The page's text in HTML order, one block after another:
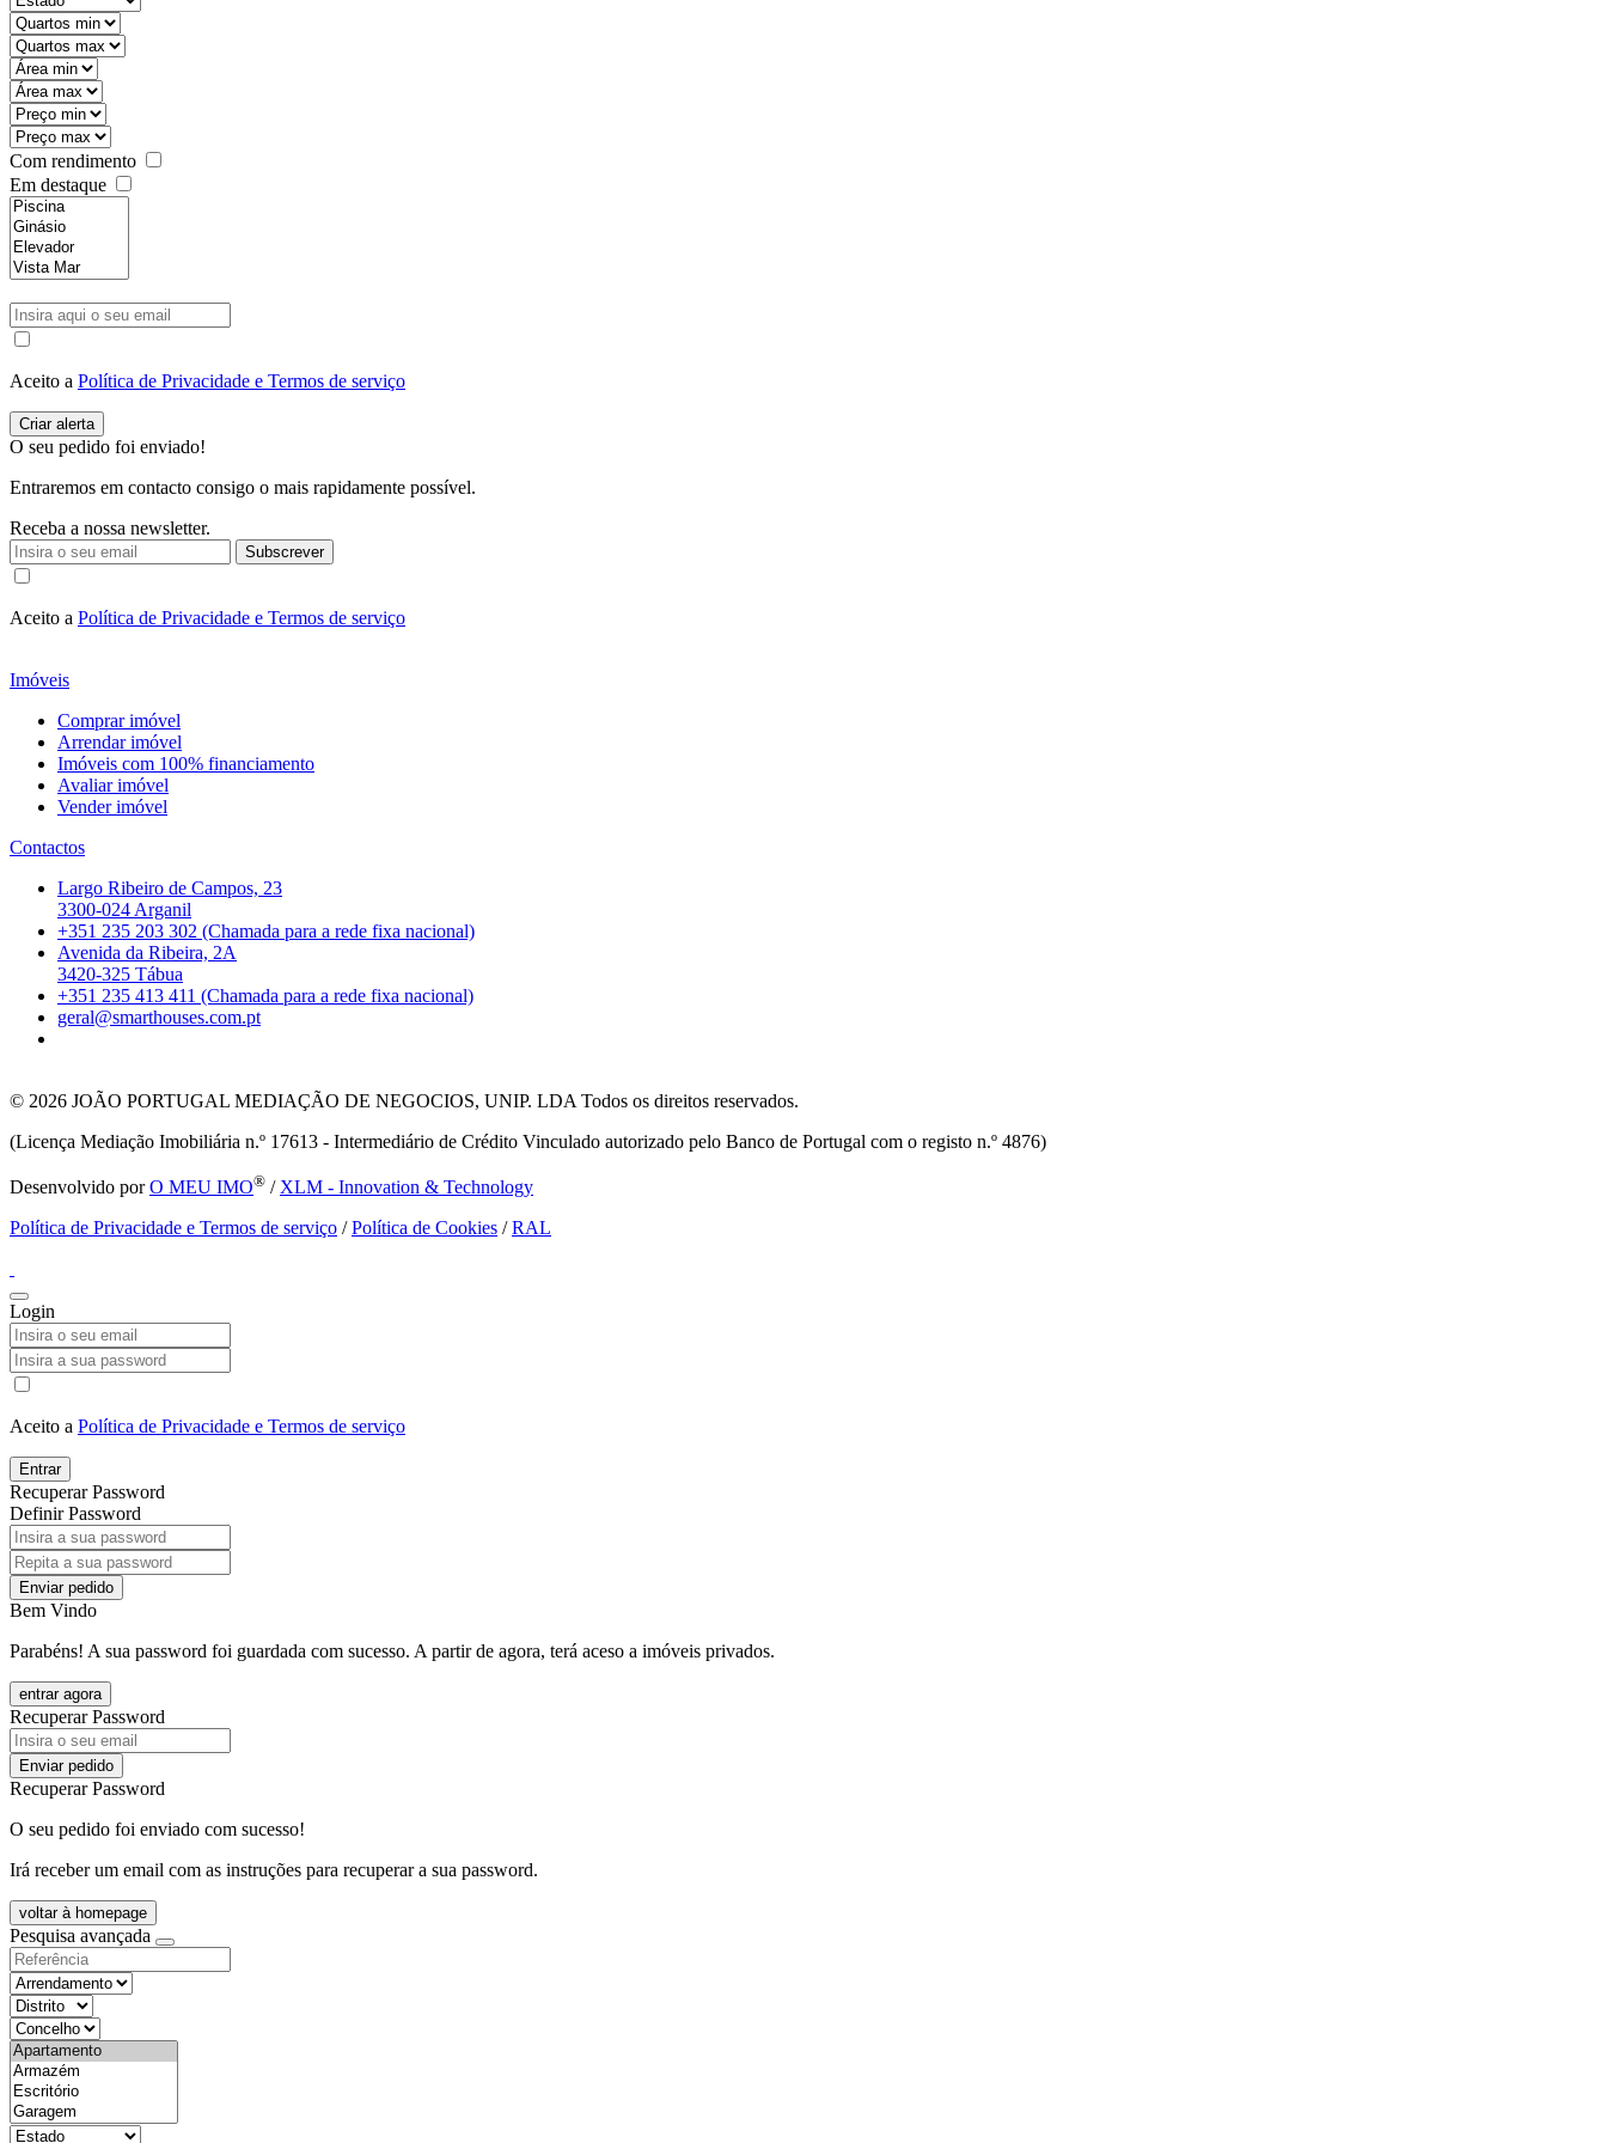
Com rendimento
Em destaque
Aceito a Política de Privacidade e Termos de serviço
O seu pedido foi enviado!
Entraremos em contacto consigo o mais rapidamente possível.
Receba a nossa newsletter.
Subscrever
Aceito a Política de Privacidade e Termos de serviço
Imóveis
Comprar imóvel
Arrendar imóvel
Imóveis com 100% financiamento
Avaliar imóvel
Vender imóvel
Contactos
Largo Ribeiro de Campos, 23
3300-024 Arganil
+351 235 203 302 (Chamada para a rede fixa nacional)
Avenida da Ribeira, 2A
3420-325 Tábua
+351 235 413 411 (Chamada para a rede fixa nacional)
geral@smarthouses.com.pt
© 2026 JOÃO PORTUGAL MEDIAÇÃO DE NEGOCIOS, UNIP. LDA Todos os direitos reservados.
(Licença Mediação Imobiliária n.º 17613 - Intermediário de Crédito Vinculado autorizado pelo Banco de Portugal com o registo n.º 4876)
Desenvolvido porO MEU IMO® / XLM - Innovation & Technology
Política de Privacidade e Termos de serviço /Política de Cookies /RAL
Login
Aceito a Política de Privacidade e Termos de serviço
Entrar
Recuperar Password
Definir Password
Enviar pedido
Bem Vindo
Parabéns! A sua password foi guardada com sucesso. A partir de agora, terá aceso a imóveis privados.
entrar agora
Recuperar Password
Enviar pedido
Recuperar Password
O seu pedido foi enviado com sucesso!
Irá receber um email com as instruções para recuperar a sua password.
voltar à homepage
Pesquisa avançada